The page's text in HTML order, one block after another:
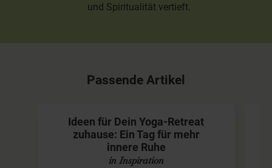
und Spiritualität vertieft.
Passende Artikel
Ideen für Dein Yoga-Retreat
zuhause: Ein Tag für mehr
innere Ruhe
in Inspiration